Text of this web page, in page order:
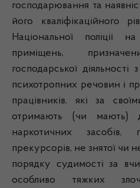
господарювання та
його кваліфікаційного
Національної поліції
приміщень,
господарської діяльності
психотропних речовин і
працівників, які за
отримають (чи мають)
наркотичних засобів,
прекурсорів, не знятої чи
порядку судимості за
особливо тяжких